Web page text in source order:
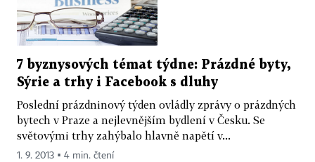
7 byznysových témat týdne: Prázdné byty,
Sýrie a trhy i Facebook s dluhy
Poslední prázdninový týden ovládly zprávy o prázdných
bytech v Praze a nejlevnějším bydlení v Česku. Se
světovými trhy zahýbalo hlavně napětí v...
1. 9. 2013 ▪ 4 min. čtení